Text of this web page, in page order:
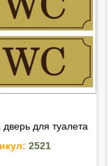
для туалета
2521